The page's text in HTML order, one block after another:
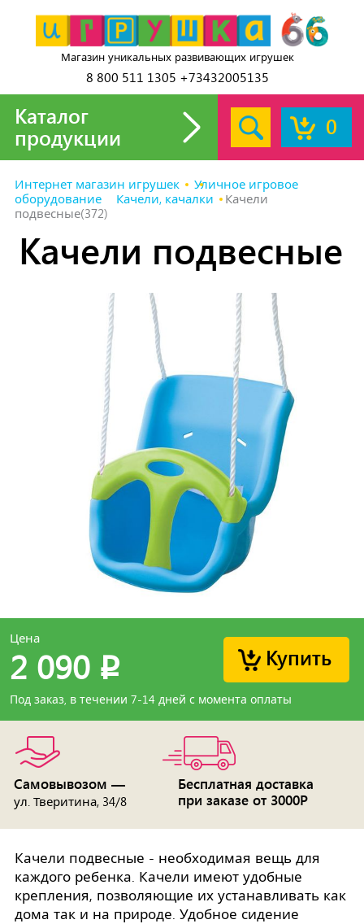
Магазин уникальных развивающих игрушек
8 800 511 1305 +73432005135
0
Каталог
продукции
Интернет магазин игрушек
Уличное игровое
оборудование
Качели, качалки
Качели
подвесные(372)
Качели подвесные
Купить
Цена
2 090 p
Под заказ, в течении 7-14 дней с момента оплаты
Самовывозом —
ул. Тверитина, 34/8
Бесплатная доставка
при заказе от 3000Р
Качели подвесные - необходимая вещь для
каждого ребенка. Качели имеют удобные
крепления, позволяющие их устанавливать как
дома так и на природе. Удобное сидение